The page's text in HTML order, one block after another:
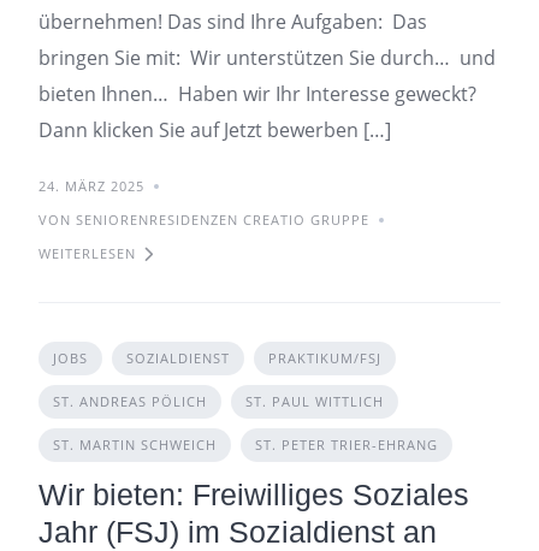
übernehmen! Das sind Ihre Aufgaben: Das
bringen Sie mit: Wir unterstützen Sie durch… und
bieten Ihnen… Haben wir Ihr Interesse geweckt?
Dann klicken Sie auf Jetzt bewerben […]
24. MÄRZ 2025
VON SENIORENRESIDENZEN CREATIO GRUPPE
WEITERLESEN
JOBS SOZIALDIENST PRAKTIKUM/FSJ
ST. ANDREAS PÖLICH ST. PAUL WITTLICH
ST. MARTIN SCHWEICH ST. PETER TRIER-EHRANG
Wir bieten: Freiwilliges Soziales
Jahr (FSJ) im Sozialdienst an